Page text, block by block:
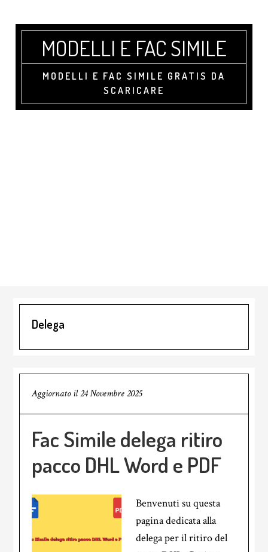
primary
footer
MODELLI E FAC SIMILE
MODELLI E FAC SIMILE GRATIS DA
SCARICARE
Delega
Aggiornato il24 Novembre 2025
Fac Simile delega ritiro
pacco DHL Word e PDF
Benvenuti su questa
pagina dedicata alla
delega per il ritiro del